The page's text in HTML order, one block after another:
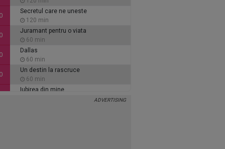
Secretul care ne uneste
120 min
Juramant pentru o viata
60 min
Dallas
60 min
Un destin la rascruce
60 min
Iubirea din mine